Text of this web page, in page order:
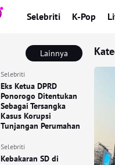
Selebriti K-Pop
Lainnya
Selebriti
Eks Ketua DPRD
Ponorogo Ditentukan
Sebagai Tersangka
Kasus Korupsi
Tunjangan Perumahan
Selebriti
Kebakaran SD di